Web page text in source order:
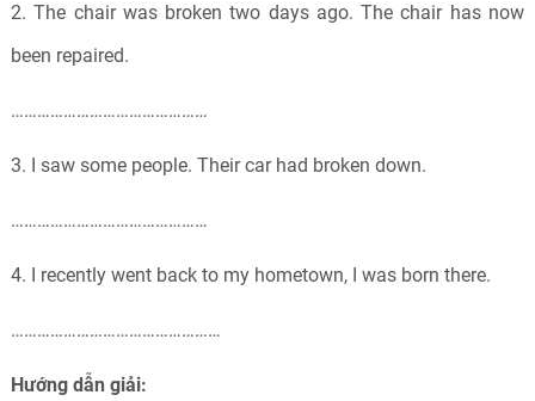
2. The chair was broken two days ago. The chair has now
been repaired.
………………………………………
3. I saw some people. Their car had broken down.
………………………………………
4. I recently went back to my hometown, I was born there.
…………………………………………
Hướng dẫn giải: